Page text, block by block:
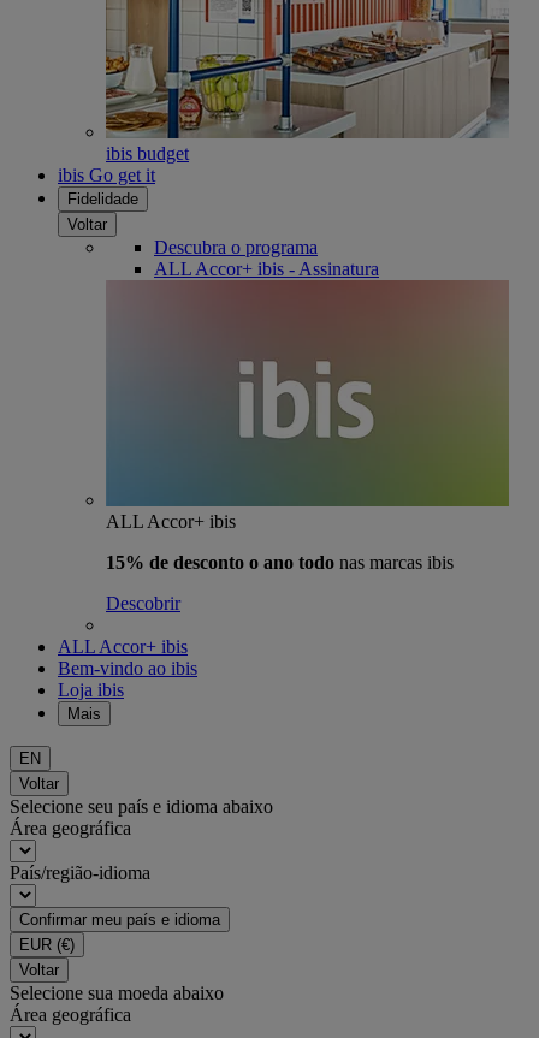
ibis budget
ibis Go get it
Fidelidade
Voltar
Descubra o programa
ALL Accor+ ibis - Assinatura
ALL Accor+ ibis
15% de desconto o ano todo nas marcas ibis
Descobrir
ALL Accor+ ibis
Bem-vindo ao ibis
Loja ibis
Mais
EN
Voltar
Selecione seu país e idioma abaixo
Área geográfica
País/região-idioma
Confirmar meu país e idioma
EUR (€)
Voltar
Selecione sua moeda abaixo
Área geográfica